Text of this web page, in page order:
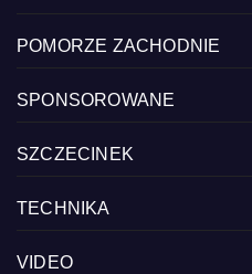
POMORZE ZACHODNIE
SPONSOROWANE
SZCZECINEK
TECHNIKA
VIDEO